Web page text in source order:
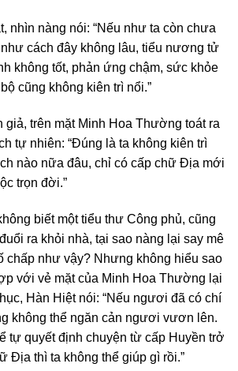
nhìn nàng nói: “Nếu như ta còn chưa
cách đây không lâu, tiểu nương tử
không tốt, phản ứng chậm, sức khỏe
cũng không kiên trì nổi.”
giả, trên mặt Minh Hoa Thường toát ra
tự nhiên: “Đúng là ta không kiên trì
nào nữa đâu, chỉ có cấp chữ Địa mới
trọn đời.”
biết một tiểu thư Công phủ, cũng
ra khỏi nhà, tại sao nàng lại say mê
chấp như vậy? Nhưng không hiểu sao
với vẻ mặt của Minh Hoa Thường lại
Hàn Hiệt nói: “Nếu ngươi đã có chí
không thể ngăn cản ngươi vươn lên.
tự quyết định chuyện từ cấp Huyền trở
Địa thì ta không thể giúp gì rồi.”